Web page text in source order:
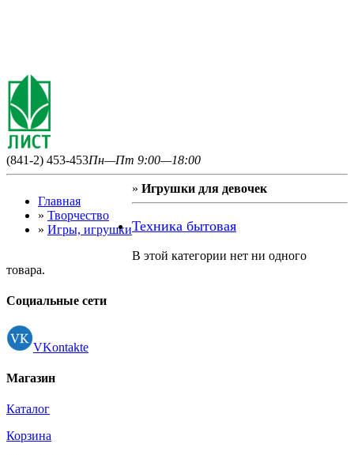
(841-2) 453-453Пн—Пт 9:00—18:00
Главная
» Творчество
» Игры, игрушки
» Игрушки для девочек
Техника бытовая
В этой категории нет ни одного
товара.
Социальные сети
VKontakte
Магазин
Каталог
Корзина